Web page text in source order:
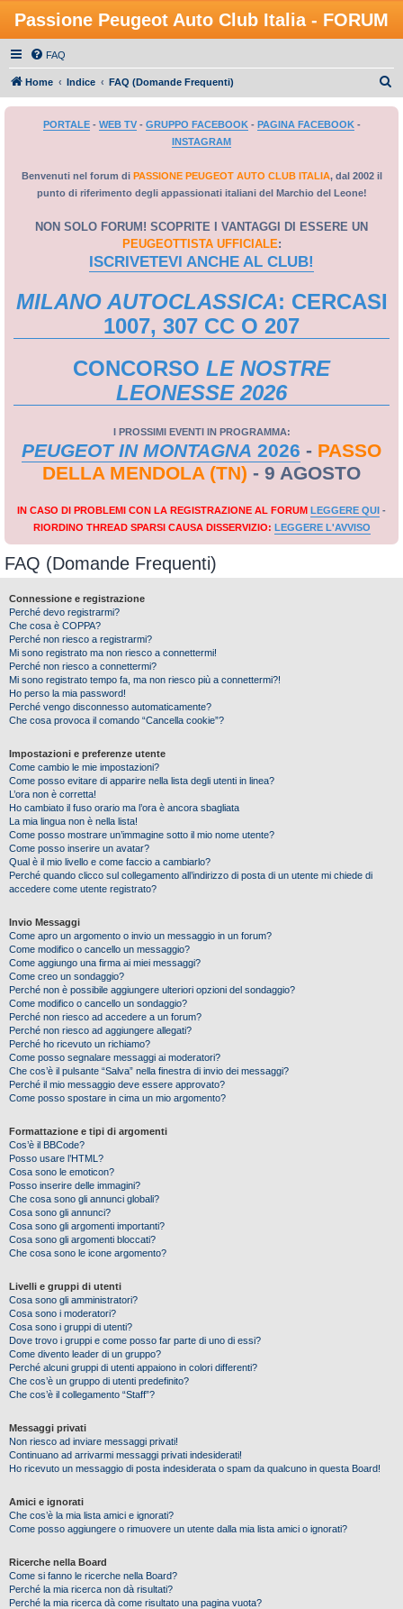
Passione Peugeot Auto Club Italia - FORUM
FAQ
Home Indice FAQ (Domande Frequenti)
PORTALE- WEB TV- GRUPPO FACEBOOK- PAGINA FACEBOOK-
INSTAGRAM
Benvenuti nel forum di PASSIONE PEUGEOT AUTO CLUB ITALIA, dal 2002 il
punto di riferimento degli appassionati italiani del Marchio del Leone!
NON SOLO FORUM! SCOPRITE I VANTAGGI DI ESSERE UN
PEUGEOTTISTA UFFICIALE:
ISCRIVETEVI ANCHE AL CLUB!
MILANO AUTOCLASSICA: CERCASI
1007, 307 CC O 207
CONCORSO LE NOSTRE
LEONESSE 2026
I PROSSIMI EVENTI IN PROGRAMMA:
PEUGEOT IN MONTAGNA 2026 - PASSO
DELLA MENDOLA (TN) - 9 AGOSTO
IN CASO DI PROBLEMI CON LA REGISTRAZIONE AL FORUM LEGGERE QUI -
RIORDINO THREAD SPARSI CAUSA DISSERVIZIO: LEGGERE L'AVVISO
FAQ (Domande Frequenti)
Connessione e registrazione
Perché devo registrarmi?
Che cosa è COPPA?
Perché non riesco a registrarmi?
Mi sono registrato ma non riesco a connettermi!
Perché non riesco a connettermi?
Mi sono registrato tempo fa, ma non riesco più a connettermi?!
Ho perso la mia password!
Perché vengo disconnesso automaticamente?
Che cosa provoca il comando “Cancella cookie”?
Impostazioni e preferenze utente
Come cambio le mie impostazioni?
Come posso evitare di apparire nella lista degli utenti in linea?
L’ora non è corretta!
Ho cambiato il fuso orario ma l’ora è ancora sbagliata
La mia lingua non è nella lista!
Come posso mostrare un’immagine sotto il mio nome utente?
Come posso inserire un avatar?
Qual è il mio livello e come faccio a cambiarlo?
Perché quando clicco sul collegamento all’indirizzo di posta di un utente mi chiede di
accedere come utente registrato?
Invio Messaggi
Come apro un argomento o invio un messaggio in un forum?
Come modifico o cancello un messaggio?
Come aggiungo una firma ai miei messaggi?
Come creo un sondaggio?
Perché non è possibile aggiungere ulteriori opzioni del sondaggio?
Come modifico o cancello un sondaggio?
Perché non riesco ad accedere a un forum?
Perché non riesco ad aggiungere allegati?
Perché ho ricevuto un richiamo?
Come posso segnalare messaggi ai moderatori?
Che cos’è il pulsante “Salva” nella finestra di invio dei messaggi?
Perché il mio messaggio deve essere approvato?
Come posso spostare in cima un mio argomento?
Formattazione e tipi di argomenti
Cos’è il BBCode?
Posso usare l’HTML?
Cosa sono le emoticon?
Posso inserire delle immagini?
Che cosa sono gli annunci globali?
Cosa sono gli annunci?
Cosa sono gli argomenti importanti?
Cosa sono gli argomenti bloccati?
Che cosa sono le icone argomento?
Livelli e gruppi di utenti
Cosa sono gli amministratori?
Cosa sono i moderatori?
Cosa sono i gruppi di utenti?
Dove trovo i gruppi e come posso far parte di uno di essi?
Come divento leader di un gruppo?
Perché alcuni gruppi di utenti appaiono in colori differenti?
Che cos’è un gruppo di utenti predefinito?
Che cos’è il collegamento “Staff”?
Messaggi privati
Non riesco ad inviare messaggi privati!
Continuano ad arrivarmi messaggi privati indesiderati!
Ho ricevuto un messaggio di posta indesiderata o spam da qualcuno in questa Board!
Amici e ignorati
Che cos’è la mia lista amici e ignorati?
Come posso aggiungere o rimuovere un utente dalla mia lista amici o ignorati?
Ricerche nella Board
Come si fanno le ricerche nella Board?
Perché la mia ricerca non dà risultati?
Perché la mia ricerca dà come risultato una pagina vuota?